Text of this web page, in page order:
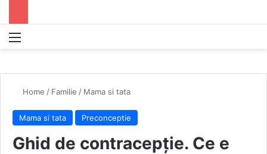
Home / Familie / Mama si tata
Mama si tata Preconceptie
Ghid de contracepție. Ce e